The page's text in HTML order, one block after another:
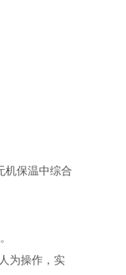
机保温中综合
为操作，实